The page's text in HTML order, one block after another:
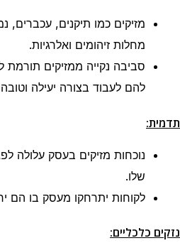
מזיקים כמו תיקנים, עכברים,
מחלות זיהומים ואלרגיות.
סביבה נקייה ממזיקים
להם לעבוד בצורה יעילה וטובה
תדמית:
נוכחות מזיקים בעסק עלולה
שלו.
לקוחות יתרחקו מעסק בו הם
נזקים כלכליים: